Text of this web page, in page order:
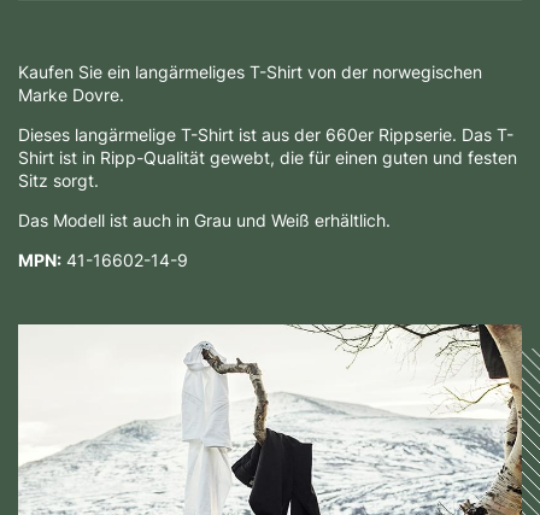
Kaufen Sie ein langärmeliges T-Shirt von der norwegischen
Marke Dovre.
Dieses langärmelige T-Shirt ist aus der 660er Rippserie. Das T-
Shirt ist in Ripp-Qualität gewebt, die für einen guten und festen
Sitz sorgt.
Das Modell ist auch in Grau und Weiß erhältlich.
MPN: 41-16602-14-9